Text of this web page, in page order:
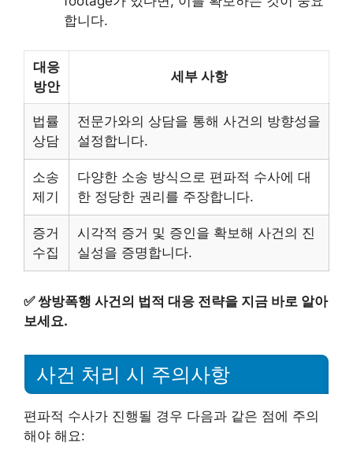
합니다.
대응
방안
세부 사항
법률
상담
전문가와의 상담을 통해 사건의 방향성을
설정합니다.
소송
제기
다양한 소송 방식으로 편파적 수사에 대
한 정당한 권리를 주장합니다.
증거
수집
시각적 증거 및 증인을 확보해 사건의 진
실성을 증명합니다.
✅ 쌍방폭행 사건의 법적 대응 전략을 지금 바로 알아
보세요.
사건 처리 시 주의사항
편파적 수사가 진행될 경우 다음과 같은 점에 주의
해야 해요: